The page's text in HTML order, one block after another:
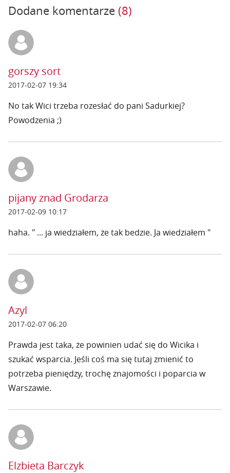
Dodane komentarze (8)
gorszy sort
2017-02-07 19:34
No tak Wici trzeba rozesłać do pani Sadurkiej?
Powodzenia ;)
pijany znad Grodarza
2017-02-09 10:17
haha. " ... ja wiedziałem, że tak bedzie. Ja wiedziałem "
Azyl
2017-02-07 06:20
Prawda jest taka, że powinien udać się do Wicika i
szukać wsparcia. Jeśli coś ma się tutaj zmienić to
potrzeba pieniędzy, trochę znajomości i poparcia w
Warszawie.
Elzbieta Barczyk